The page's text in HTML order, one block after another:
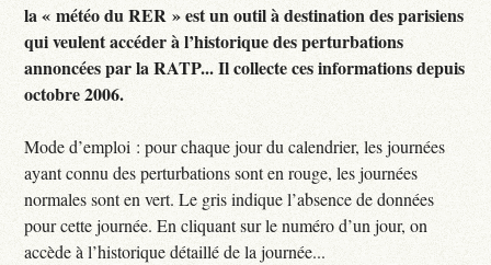
la « météo du RER » est un outil à destination des parisiens
qui veulent accéder à l’historique des perturbations
annoncées par la RATP... Il collecte ces informations depuis
octobre 2006.
Mode d’emploi : pour chaque jour du calendrier, les journées
ayant connu des perturbations sont en rouge, les journées
normales sont en vert. Le gris indique l’absence de données
pour cette journée. En cliquant sur le numéro d’un jour, on
accède à l’historique détaillé de la journée...